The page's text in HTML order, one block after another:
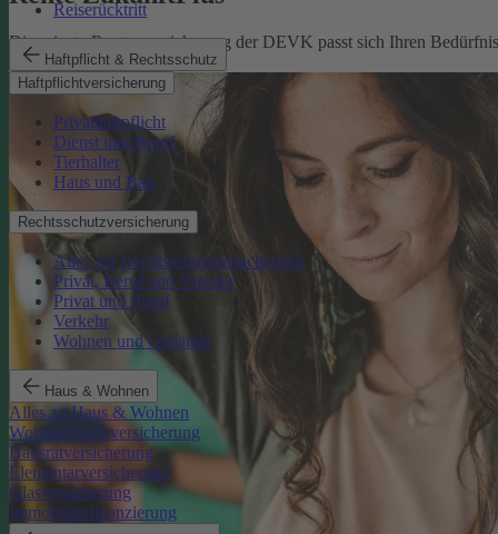
Reiserücktritt
Haftpflicht & Rechtsschutz
Haftpflichtversicherung
Privathaftpflicht
Dienst und Beruf
Tierhalter
Haus und Bau
Rechtsschutzversicherung
Alles zur Rechtsschutzversicherung
Privat, Beruf und Verkehr
Privat und Beruf
Verkehr
Wohnen und Gebäude
Haus & Wohnen
Alles zu Haus & Wohnen
Wohngebäudeversicherung
Hausratversicherung
Elementarversicherung
Glasversicherung
Immobilienfinanzierung
Die private Rentenversicherung der DEVK passt sich Ihren
Rente ZukunftPlus